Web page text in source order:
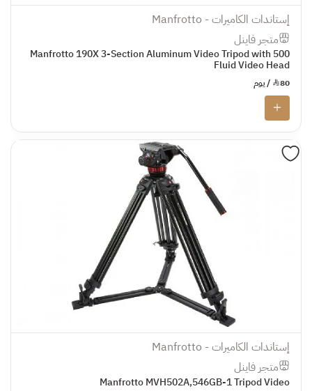
إستاندات الكاميرات - Manfrotto
متجر فاينل
Manfrotto 190X 3-Section Aluminum Video Tripod with 500
Fluid Video Head
80
¥ / يوم
إستاندات الكاميرات - Manfrotto
متجر فاينل
Manfrotto MVH502A,546GB-1 Tripod Video